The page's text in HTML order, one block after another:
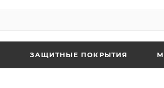
ЗАЩИТНЫЕ ПОКРЫТИЯ